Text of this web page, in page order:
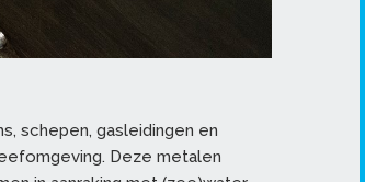
schepen, gasleidingen en
Deze metalen